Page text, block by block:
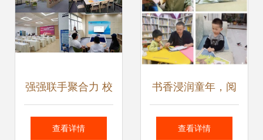
强强联手聚合力 校
企合作书新篇 福建
查看详情
书香浸润童年，阅
读点亮未来——城
查看详情